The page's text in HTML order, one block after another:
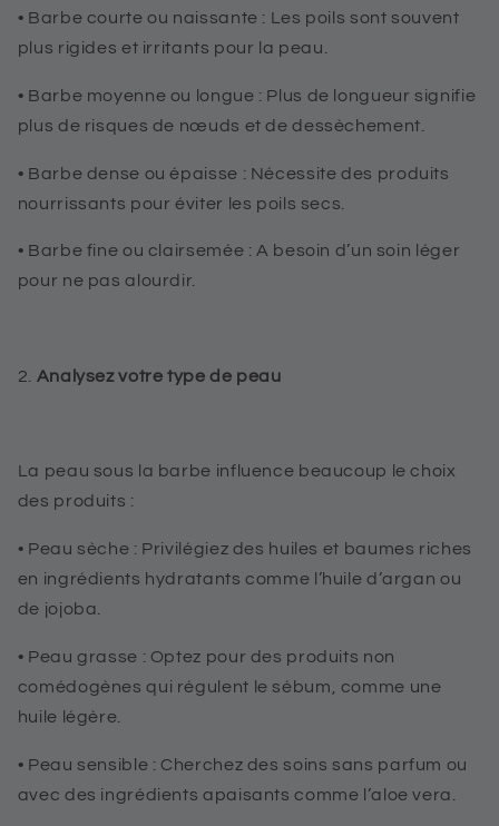
• Barbe courte ou naissante : Les poils sont souvent
plus rigides et irritants pour la peau.
• Barbe moyenne ou longue : Plus de longueur signifie
plus de risques de nœuds et de dessèchement.
• Barbe dense ou épaisse : Nécessite des produits
nourrissants pour éviter les poils secs.
• Barbe fine ou clairsemée : A besoin d’un soin léger
pour ne pas alourdir.
2. Analysez votre type de peau
La peau sous la barbe influence beaucoup le choix
des produits :
• Peau sèche : Privilégiez des huiles et baumes riches
en ingrédients hydratants comme l’huile d’argan ou
de jojoba.
• Peau grasse : Optez pour des produits non
comédogènes qui régulent le sébum, comme une
huile légère.
• Peau sensible : Cherchez des soins sans parfum ou
avec des ingrédients apaisants comme l’aloe vera.